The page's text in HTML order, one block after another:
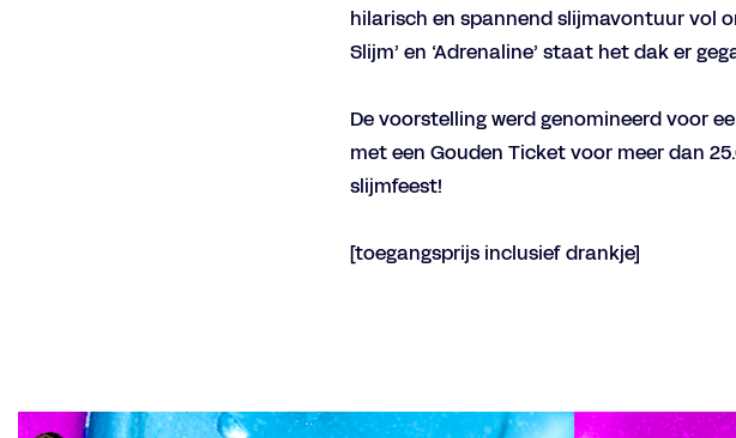
hilarisch en spannend slijmavontuur vol
Slijm’ en ‘Adrenaline’ staat het dak er
De voorstelling werd genomineerd voor
met een Gouden Ticket voor meer dan
slijmfeest!
[toegangsprijs inclusief drankje]
Overslaan